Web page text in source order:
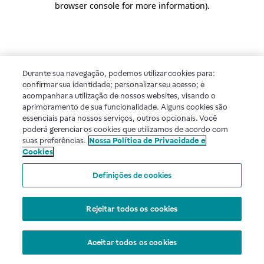
browser console for more information).
Durante sua navegação, podemos utilizar cookies para:
confirmar sua identidade; personalizar seu acesso; e
acompanhar a utilização de nossos websites, visando o
aprimoramento de sua funcionalidade. Alguns cookies são
essenciais para nossos serviços, outros opcionais. Você
poderá gerenciar os cookies que utilizamos de acordo com
suas preferências. Nossa Política de Privacidade e
Cookies
Definições de cookies
Rejeitar todos os cookies
Aceitar todos os cookies